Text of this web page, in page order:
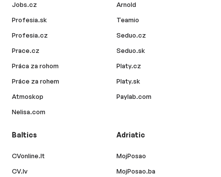
Jobs.cz
Profesia.sk
Profesia.cz
Prace.cz
Práca za rohom
Práce za rohem
Atmoskop
Nelisa.com
Arnold
Teamio
Seduo.cz
Seduo.sk
Platy.cz
Platy.sk
Paylab.com
Baltics
CVonline.lt
CV.lv
Adriatic
MojPosao
MojPosao.ba